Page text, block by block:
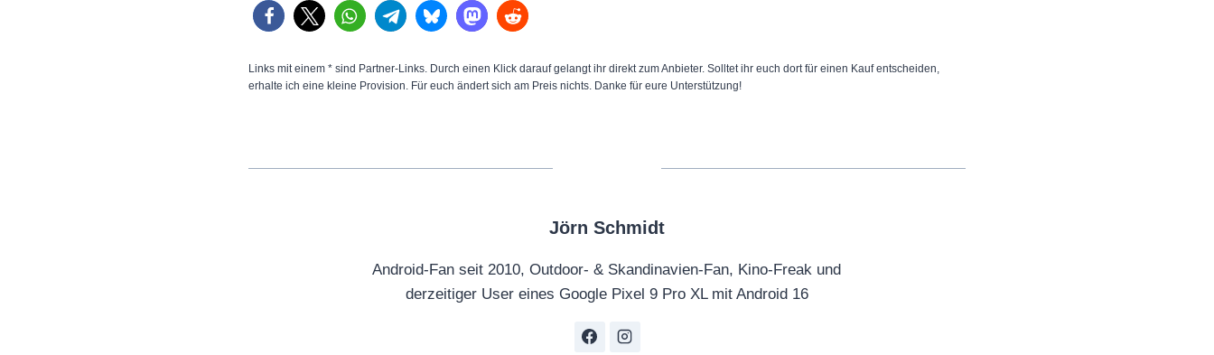
Links mit einem * sind Partner-Links. Durch einen Klick darauf gelangt ihr direkt zum Anbieter. Solltet ihr euch dort für einen Kauf entscheiden,
erhalte ich eine kleine Provision. Für euch ändert sich am Preis nichts. Danke für eure Unterstützung!
Jörn Schmidt
Android-Fan seit 2010, Outdoor- & Skandinavien-Fan, Kino-Freak und
derzeitiger User eines Google Pixel 9 Pro XL mit Android 16